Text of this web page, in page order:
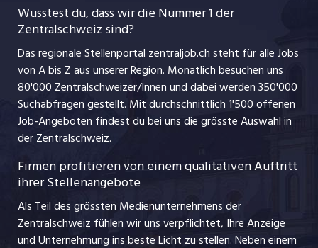
Führungspositionen
Jobline
schaffu.ch (VS)
ajourjob.ch
Wusstest du, dass wir die Nummer 1 der
Zentralschweiz sind?
Das regionale Stellenportal zentraljob.ch steht für alle Jobs
von A bis Z aus unserer Region. Monatlich besuchen uns
80'000 Zentralschweizer/Innen und dabei werden 350'000
Suchabfragen gestellt. Mit durchschnittlich 1'500 offenen
Job-Angeboten findest du bei uns die grösste Auswahl in
der Zentralschweiz.
Firmen profitieren von einem qualitativen Auftritt
ihrer Stellenangebote
Als Teil des grössten Medienunternehmens der
Zentralschweiz fühlen wir uns verpflichtet, Ihre Anzeige
und Unternehmung ins beste Licht zu stellen. Neben einem